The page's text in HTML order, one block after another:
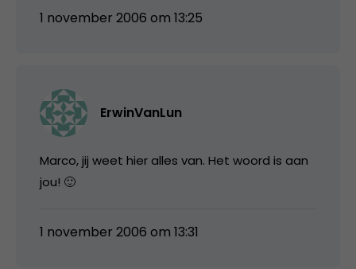
1 november 2006 om 13:25
ErwinVanLun
Marco, jij weet hier alles van. Het woord is aan
jou! 🙂
1 november 2006 om 13:31